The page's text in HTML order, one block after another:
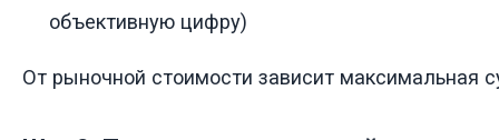
объективную цифру)
От рыночной стоимости зависит максимальная